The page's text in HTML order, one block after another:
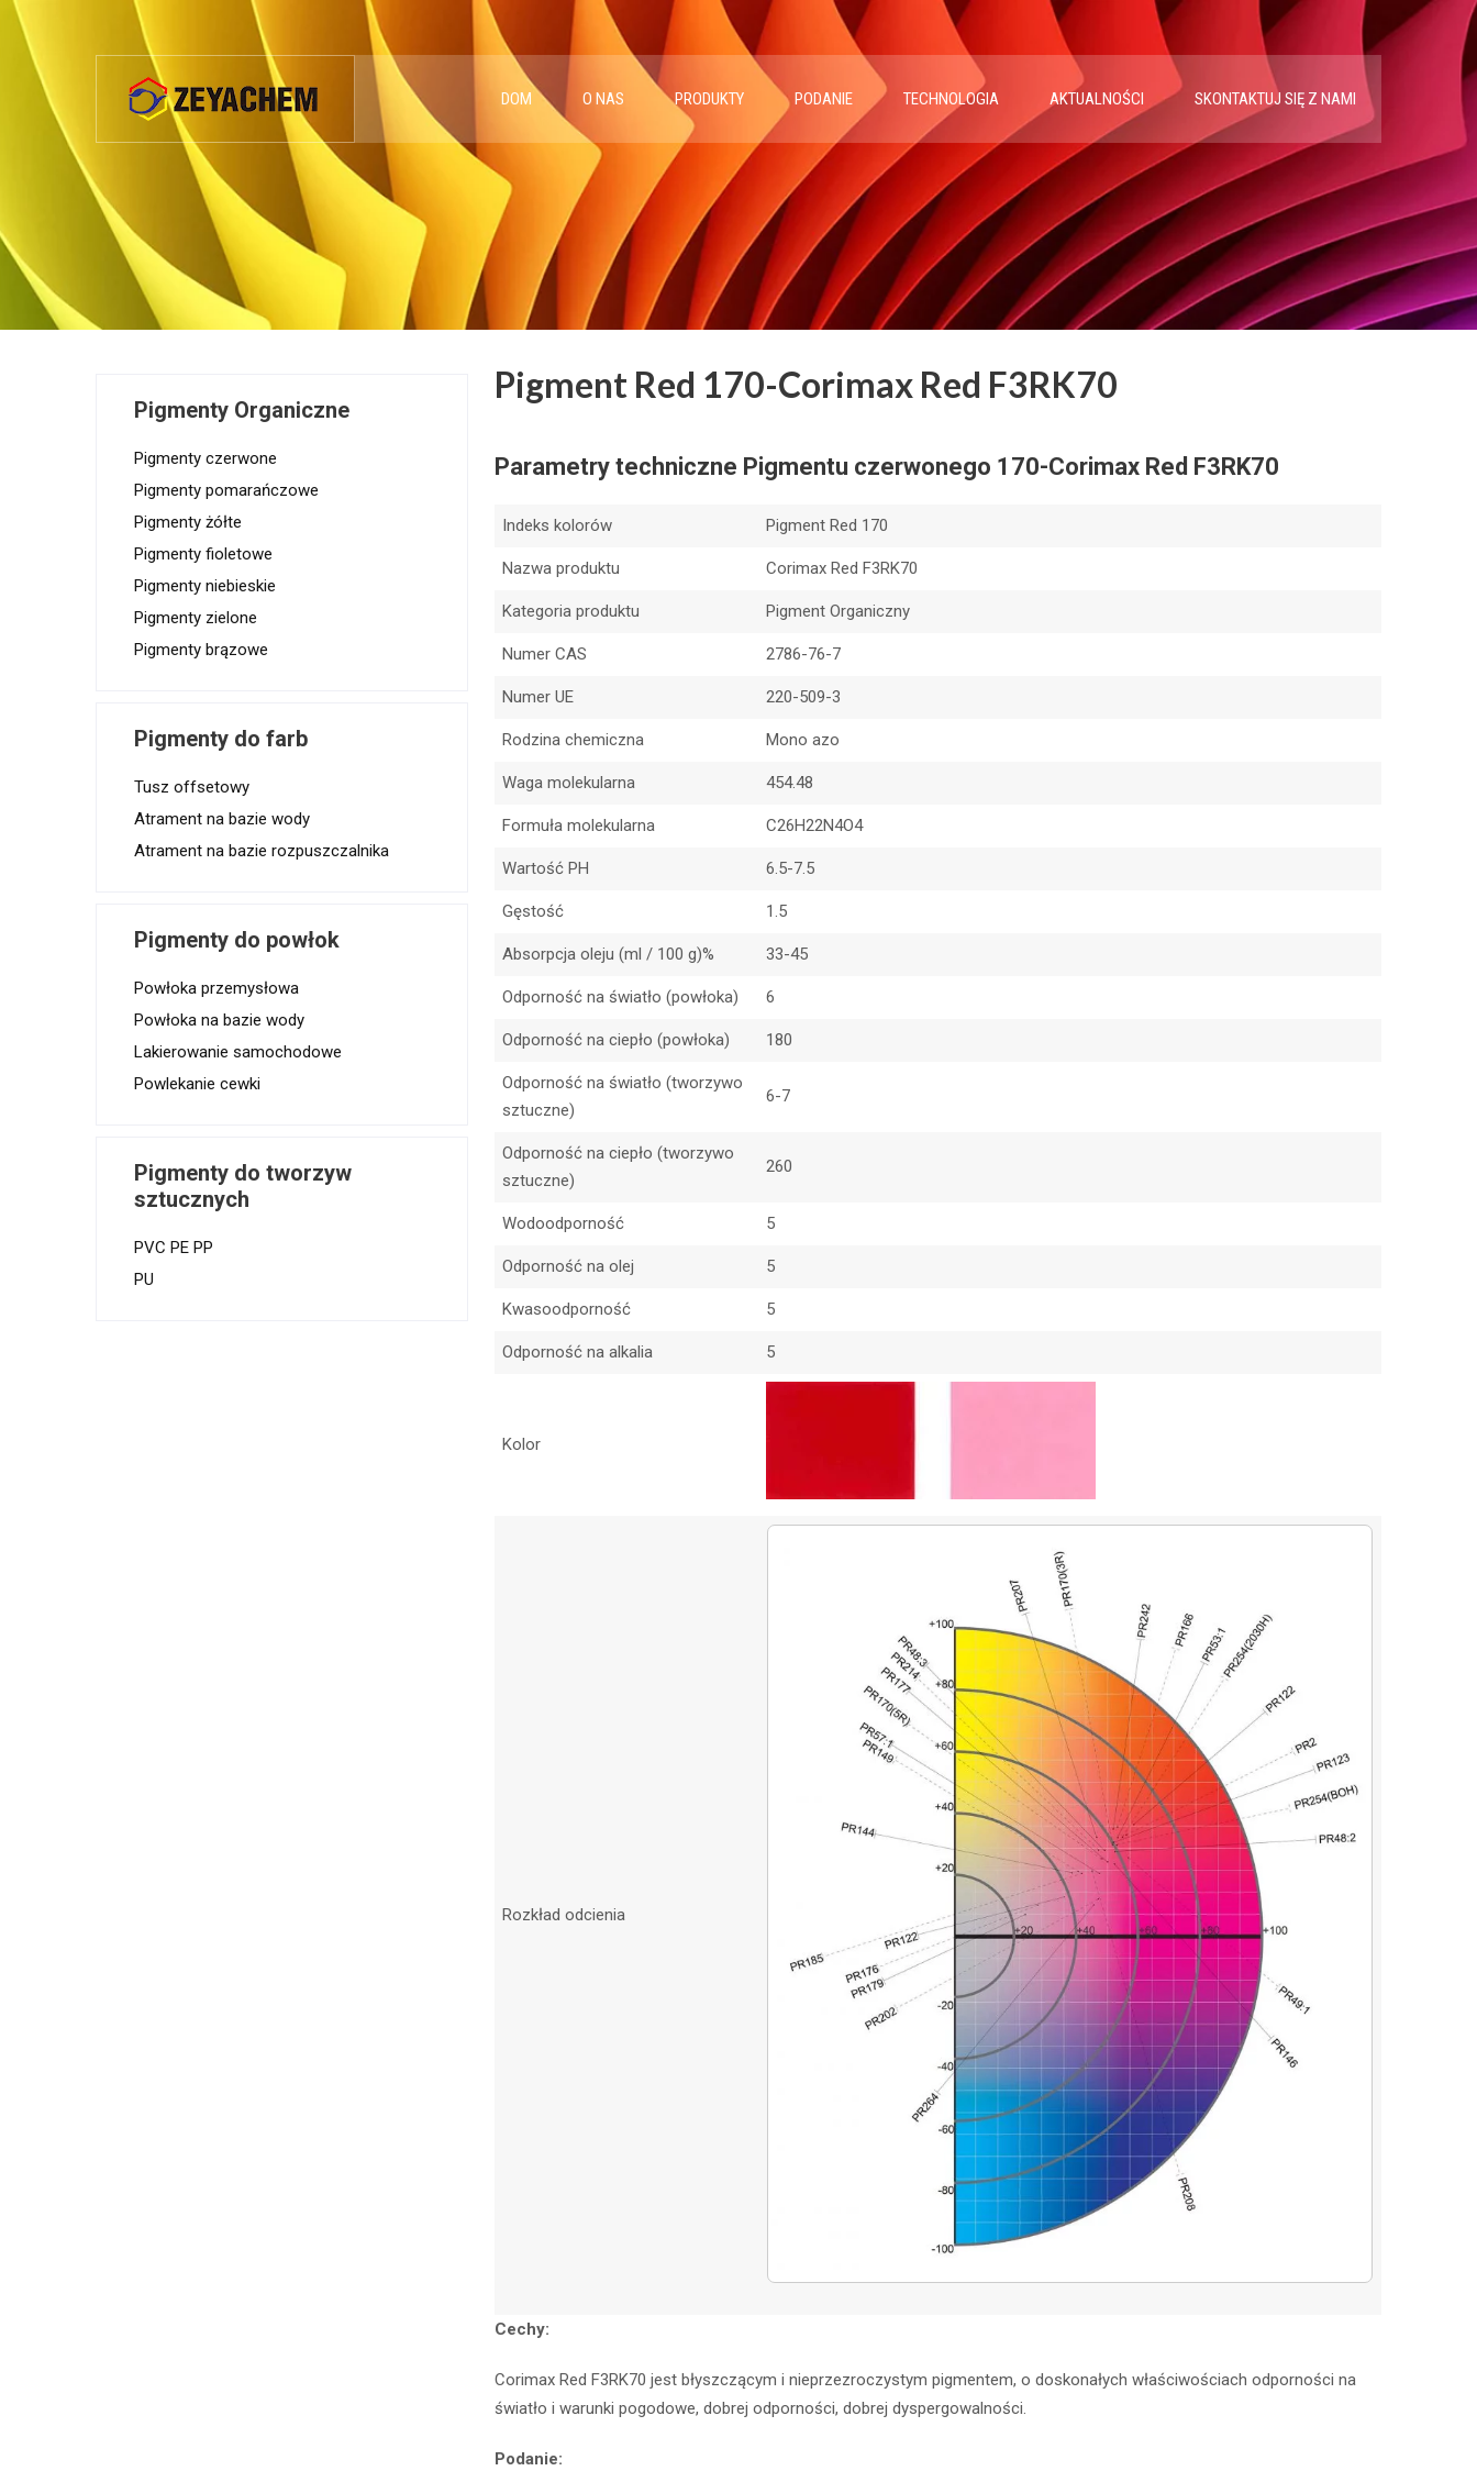
DOM O NAS PRODUKTY PODANIE TECHNOLOGIA AKTUALNOŚCI SKONTAKTUJ SIĘ Z NAMI
Pigment Red 170-Corimax Red F3RK70
Parametry techniczne Pigmentu czerwonego 170-Corimax Red F3RK70
Indeks kolorów Pigment Red 170
Nazwa produktu Corimax Red F3RK70
Kategoria produktu Pigment Organiczny
Numer CAS 2786-76-7
Numer UE 220-509-3
Rodzina chemiczna Mono azo
Waga molekularna 454.48
Formuła molekularna C26H22N4O4
Wartość PH 6.5-7.5
Gęstość 1.5
Absorpcja oleju (ml / 100 g)% 33-45
Odporność na światło (powłoka) 6
Odporność na ciepło (powłoka) 180
Odporność na światło (tworzywo
sztuczne)
6-7
Odporność na ciepło (tworzywo
sztuczne)
260
Wodoodporność 5
Odporność na olej 5
Kwasoodporność 5
Odporność na alkalia 5
Kolor
Rozkład odcienia
Cechy:
Corimax Red F3RK70 jest błyszczącym i nieprzezroczystym pigmentem, o doskonałych właściwościach odporności na
światło i warunki pogodowe, dobrej odporności, dobrej dyspergowalności.
Podanie:
Pigmenty Organiczne
Pigmenty czerwone
Pigmenty pomarańczowe
Pigmenty żółte
Pigmenty fioletowe
Pigmenty niebieskie
Pigmenty zielone
Pigmenty brązowe
Pigmenty do farb
Tusz offsetowy
Atrament na bazie wody
Atrament na bazie rozpuszczalnika
Pigmenty do powłok
Powłoka przemysłowa
Powłoka na bazie wody
Lakierowanie samochodowe
Powlekanie cewki
Pigmenty do tworzyw
sztucznych
PVC PE PP
PU